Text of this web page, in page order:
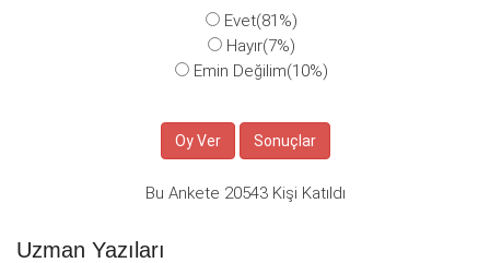
Evet(81%)
Hayır(7%)
Emin Değilim(10%)
Bu Ankete 20543 Kişi Katıldı
Uzman Yazıları